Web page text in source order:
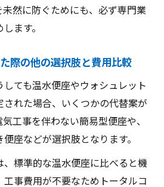
然に防ぐためにも、必ず専門業
ます。
際の他の選択肢と費用比較
ても温水便座やウォシュレット
れた場合、いくつかの代替案が
工事を伴わない簡易型便座や、
座などが選択肢となります。
、標準的な温水便座に比べると機
事費用が不要なためトータルコ